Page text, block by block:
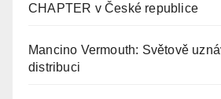
CHAPTER v České republice
Mancino Vermouth: Světově
distribuci